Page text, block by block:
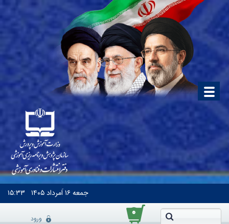
جمعه۱۶ اَمرداد ۱۴۰۵ ۱۵:۳۳
۰
ورود